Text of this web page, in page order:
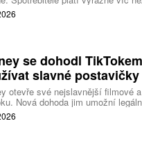
farmářům, zpracovatelům
nedostatek dobytka a prudce
se dohodl
slavné
otevře své nejslavnější filmové
Nová dohoda jim umožní
studia a sdílet vlastní videa